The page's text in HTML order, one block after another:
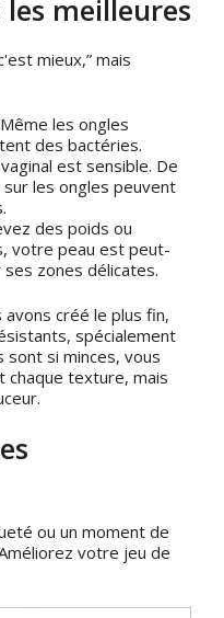
meilleures
mieux,” mais
Même les ongles
des bactéries.
est sensible. De
les ongles peuvent
des poids ou
votre peau est peut-
zones délicates.
créé le plus fin,
spécialement
sont si minces, vous
chaque texture, mais
ou un moment de
votre jeu de